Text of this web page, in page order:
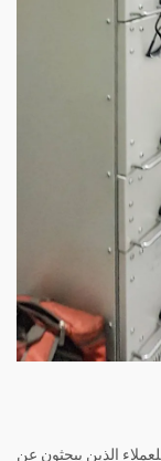
الذين يبحثون عن